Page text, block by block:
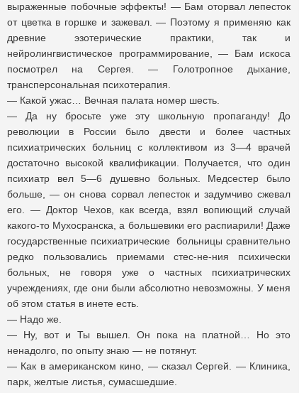
выраженные побочные эффекты! — Бам оторвал лепесток
от цветка в горшке и зажевал. — Поэтому я применяю как
древние эзотерические практики, так и
нейролингвистическое программирование, — Бам искоса
посмотрел на Сергея. — Голотропное дыхание,
трансперсональная психотерапия.
— Какой ужас… Вечная палата номер шесть.
— Да ну бросьте уже эту школьную пропаганду! До
революции в России было двести и более частных
психиатрических больниц с коллективом из 3—4 врачей
достаточно высокой квалификации. Получается, что один
психиатр вел 5—6 душевно больных. Медсестер было
больше, — он снова сорвал лепесток и задумчиво сжевал
его. — Доктор Чехов, как всегда, взял вопиющий случай
какого-то Мухосранска, а большевики его распиарили! Даже
государственные психиатрические больницы сравнительно
редко пользовались приемами стес-не-ния психически
больных, не говоря уже о частных психиатрических
учреждениях, где они были абсолютно невозможны. У меня
об этом статья в инете есть.
— Надо же.
— Ну, вот и Ты вышел. Он пока на платной… Но это
ненадолго, по опыту знаю — не потянут.
— Как в американском кино, — сказал Сергей. — Клиника,
парк, желтые листья, сумасшедшие.